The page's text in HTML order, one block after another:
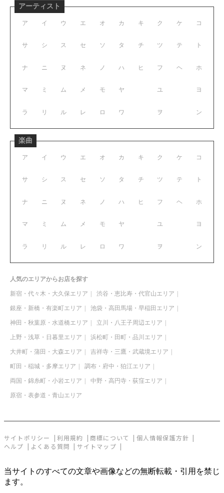
アーティスト
ア イ ウ エ オ
サ シ ス セ ソ
ナ ニ ヌ ネ ノ
マ ミ ム メ モ
ラ リ ル レ ロ
カ キ ク ケ コ
タ チ ツ テ ト
ハ ヒ フ ヘ ホ
ヤ ユ ヨ
ワ ヲ ン
楽曲
ア イ ウ エ オ
サ シ ス セ ソ
ナ ニ ヌ ネ ノ
マ ミ ム メ モ
ラ リ ル レ ロ
カ キ ク ケ コ
タ チ ツ テ ト
ハ ヒ フ ヘ ホ
ヤ ユ ヨ
ワ ヲ ン
人気のエリアからお店を探す
新宿・代々木・大久保エリア 渋谷・恵比寿・代官山エリア
銀座・新橋・有楽町エリア 池袋・高田馬場・早稲田エリア
神田・秋葉原・水道橋エリア 立川・八王子周辺エリア
上野・浅草・日暮里エリア 浜松町・田町・品川エリア
大井町・蒲田・大森エリア 吉祥寺・三鷹・武蔵境エリア
町田・稲城・多摩エリア 調布・府中・狛江エリア
両国・錦糸町・小岩エリア 中野・高円寺・荻窪エリア
原宿・表参道・青山エリア
サイトポリシー 利用規約 商標について
個人情報保護方針
ヘルプ
よくある質問 サイトマップ
当サイトのすべての文章や画像などの無断転載・引用を禁じ
ます。